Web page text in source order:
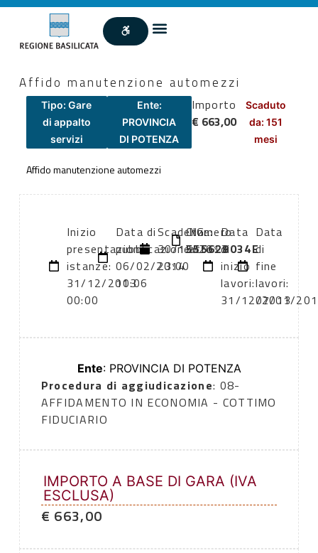
Affido manutenzione automezzi
Tipo: Gare
di appalto
servizi
Ente:
PROVINCIA
DI POTENZA
Importo
€ 663,00
Scaduto
da: 151
mesi
Affido manutenzione automezzi
Inizio
presentazione
istanze:
31/12/2013
00:00
Data di
pubblicazione:
06/02/2014
10:06
Scadenza:
30/12/2013
23:00
Numero
atto:
CIG:
555628034E
Data
di
inizio
lavori:
31/12/2013
Data
di
fine
lavori:
07/01/
Ente: PROVINCIA DI POTENZA
Procedura di aggiudicazione: 08-
AFFIDAMENTO IN ECONOMIA - COTTIMO
FIDUCIARIO
IMPORTO A BASE DI GARA (IVA
ESCLUSA)
€ 663,00